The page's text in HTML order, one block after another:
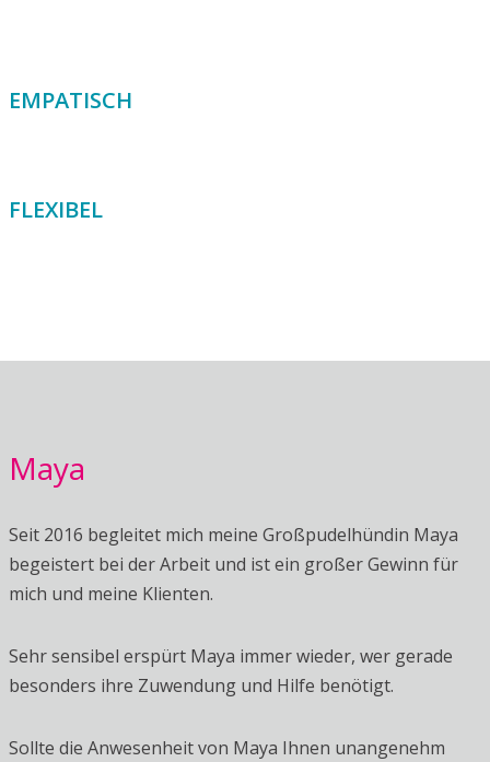
EMPATISCH
FLEXIBEL
Maya
Seit 2016 begleitet mich meine Großpudelhündin Maya
begeistert bei der Arbeit und ist ein großer Gewinn für
mich und meine Klienten.
Sehr sensibel erspürt Maya immer wieder, wer gerade
besonders ihre Zuwendung und Hilfe benötigt.
Sollte die Anwesenheit von Maya Ihnen unangenehm